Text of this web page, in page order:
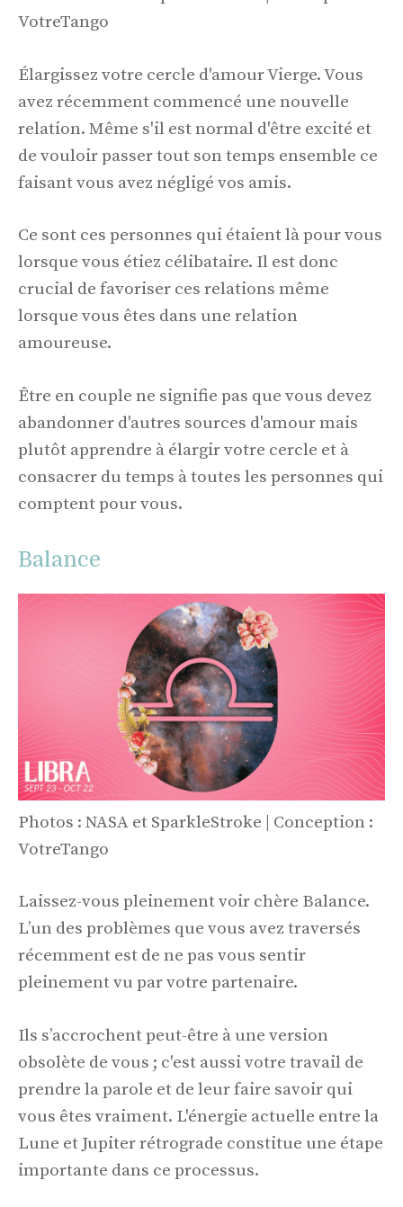
VotreTango
Élargissez votre cercle d'amour Vierge. Vous
avez récemment commencé une nouvelle
relation. Même s'il est normal d'être excité et
de vouloir passer tout son temps ensemble ce
faisant vous avez négligé vos amis.
Ce sont ces personnes qui étaient là pour vous
lorsque vous étiez célibataire. Il est donc
crucial de favoriser ces relations même
lorsque vous êtes dans une relation
amoureuse.
Être en couple ne signifie pas que vous devez
abandonner d'autres sources d'amour mais
plutôt apprendre à élargir votre cercle et à
consacrer du temps à toutes les personnes qui
comptent pour vous.
Balance
Photos : NASA et SparkleStroke | Conception :
VotreTango
Laissez-vous pleinement voir chère Balance.
L’un des problèmes que vous avez traversés
récemment est de ne pas vous sentir
pleinement vu par votre partenaire.
Ils s’accrochent peut-être à une version
obsolète de vous ; c'est aussi votre travail de
prendre la parole et de leur faire savoir qui
vous êtes vraiment. L'énergie actuelle entre la
Lune et Jupiter rétrograde constitue une étape
importante dans ce processus.